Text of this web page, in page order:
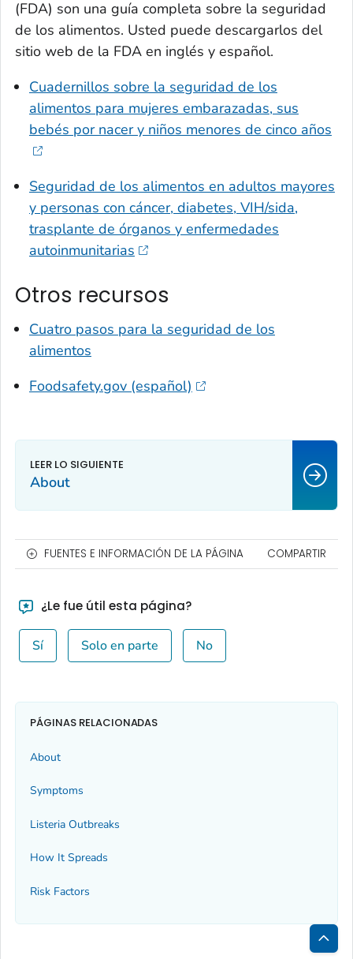
(FDA) son una guía completa sobre la seguridad
de los alimentos. Usted puede descargarlos del
sitio web de la FDA en inglés y español.
Cuadernillos sobre la seguridad de los
alimentos para mujeres embarazadas, sus
bebés por nacer y niños menores de cinco años
Seguridad de los alimentos en adultos mayores
y personas con cáncer, diabetes, VIH/sida,
trasplante de órganos y enfermedades
autoinmunitarias
Otros recursos
Cuatro pasos para la seguridad de los
alimentos
Foodsafety.gov (español)
About
FUENTES E INFORMACIÓN DE LA PÁGINA COMPARTIR
¿Le fue útil esta página?
Sí Solo en parte No
PÁGINAS RELACIONADAS
About
Symptoms
Listeria Outbreaks
How It Spreads
Risk Factors